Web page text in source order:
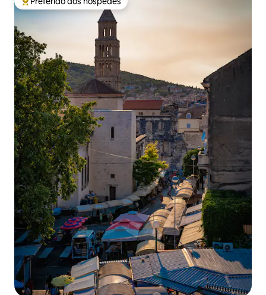
Entre os melhores preferidos dos hóspedes